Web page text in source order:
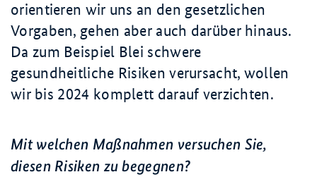
orientieren wir uns an den gesetzlichen
Vorgaben, gehen aber auch darüber hinaus.
Da zum Beispiel Blei schwere
gesundheitliche Risiken verursacht, wollen
wir bis 2024 komplett darauf verzichten.
Mit welchen Maßnahmen versuchen Sie,
diesen Risiken zu begegnen?